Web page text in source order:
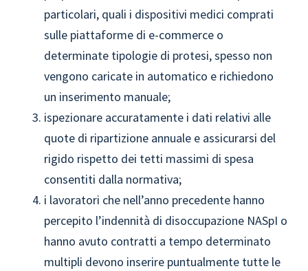
particolari, quali i dispositivi medici comprati
sulle piattaforme di e-commerce o
determinate tipologie di protesi, spesso non
vengono caricate in automatico e richiedono
un inserimento manuale;
ispezionare accuratamente i dati relativi alle
quote di ripartizione annuale e assicurarsi del
rigido rispetto dei tetti massimi di spesa
consentiti dalla normativa;
i lavoratori che nell’anno precedente hanno
percepito l’indennità di disoccupazione NASpI o
hanno avuto contratti a tempo determinato
multipli devono inserire puntualmente tutte le